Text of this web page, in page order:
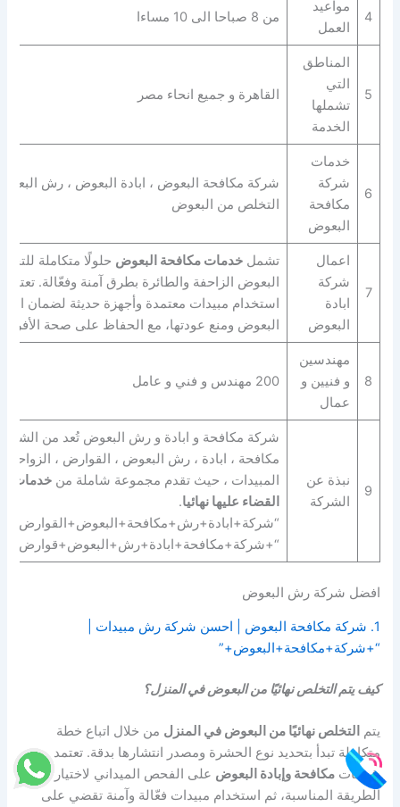
4
مواعيد
العمل
من 8 صباحا الى 10 مساءا
5
المناطق
التي
تشملها
الخدمة
القاهرة و جميع انحاء مصر
6
خدمات
شركة
مكافحة
البعوض
شركة مكافحة البعوض ، ابادة البعوض ، رش
التخلص من البعوض
7
اعمال
شركة
ابادة
البعوض
تشمل خدمات مكافحة البعوض حلولًا متكاملة
البعوض الزاحفة والطائرة بطرق آمنة وفعّالة.
استخدام مبيدات معتمدة وأجهزة حديثة لضمان
البعوض ومنع عودتها، مع الحفاظ على صحة الأفراد
8
مهندسين
و فنيين و
عمال
200 مهندس و فني و عامل
9
نبذة عن
الشركة
شركة مكافحة و ابادة و رش البعوض تُعد من
مكافحة ، ابادة ، رش البعوض ، القوارض ، الزواحف
المبيدات ، حيث تقدم مجموعة شاملة من خدمات
القضاء عليها نهائيا.
افضل شركة رش البعوض
1. شركة مكافحة البعوض | احسن شركة رش مبيدات |
“+شركة+مكافحة+البعوض+”
كيف يتم التخلص نهائيًا من البعوض في المنزل؟
يتم التخلص نهائيًا من البعوض في المنزل من خلال اتباع خطة
متكاملة تبدأ بتحديد نوع الحشرة ومصدر انتشارها بدقة. تعتمد
شركاتمكافحة وإبادة البعوض على الفحص الميداني لاختيار
الطريقة المناسبة، ثم استخدام مبيدات فعّالة وآمنة تقضي على